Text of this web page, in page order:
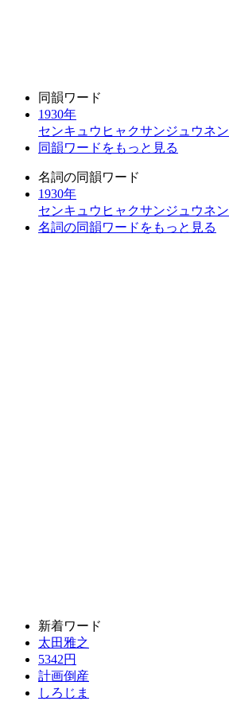
同韻ワード
1930年
センキュウヒャクサンジュウネン
同韻ワードをもっと見る
名詞の同韻ワード
1930年
センキュウヒャクサンジュウネン
名詞の同韻ワードをもっと見る
新着ワード
太田雅之
5342円
計画倒産
しろじま